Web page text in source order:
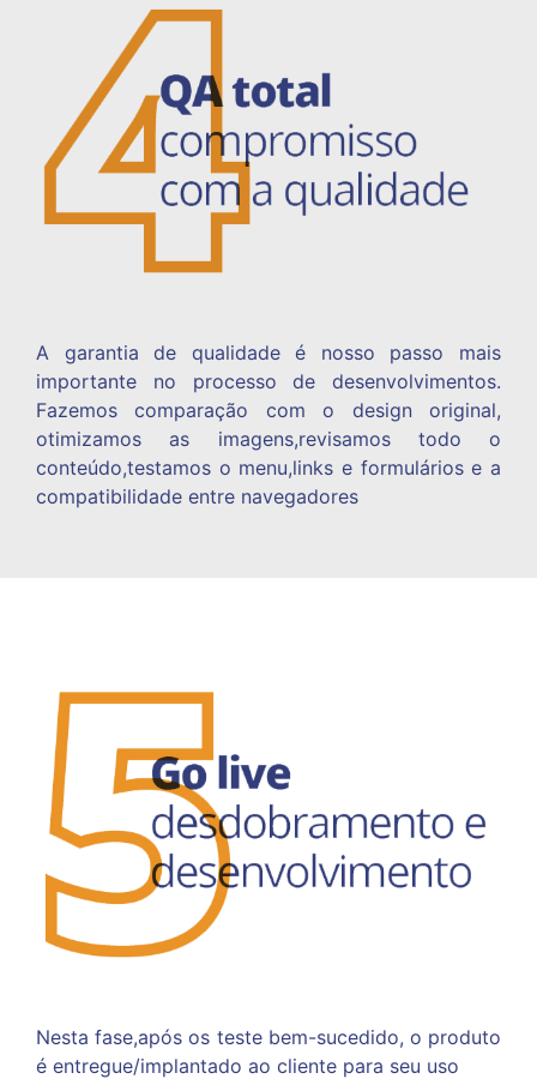
A garantia de qualidade é nosso passo mais
importante no processo de desenvolvimentos.
Fazemos comparação com o design original,
otimizamos as imagens,revisamos todo o
conteúdo,testamos o menu,links e formulários e a
compatibilidade entre navegadores
Nesta fase,após os teste bem-sucedido, o produto
é entregue/implantado ao cliente para seu uso